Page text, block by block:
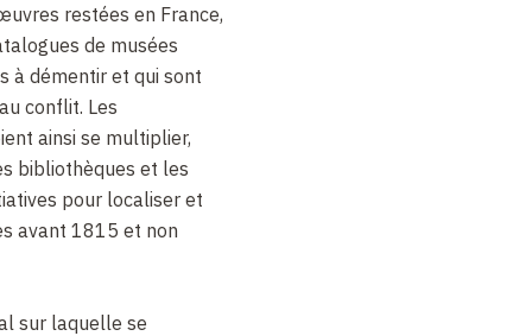
restées en France,
de musées
à démentir et qui sont
conflit. Les
ainsi se multiplier,
bibliothèques et les
pour localiser et
avant 1815 et non
sur laquelle se